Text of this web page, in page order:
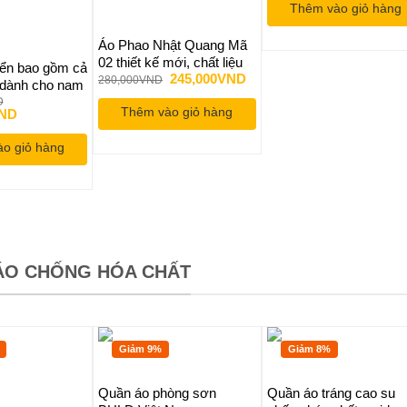
bao gồm cả
cho nam
tiêu chuẩn
nước
Giá
tại
là:
2,700,000VND.
giỏ hàng
Áo Phao Nhật Quang Mã
02 thiết kế mới, chất liệu
chống nước cực tốt, màu
sắc kích cỡ phù hợp với
mọi lứa tuổi
280,000VND Giá
là:
280,000VND.
245,000VNDGiá
tại
245,000VND.
Thêm vào giỏ hàng
70,000VND.là:
Thêm vào giỏ hàng
CHỐNG HÓA CHẤT
Giảm 9%
Quần áo phòng sơn
Giảm 8%
Quần áo tráng cao su